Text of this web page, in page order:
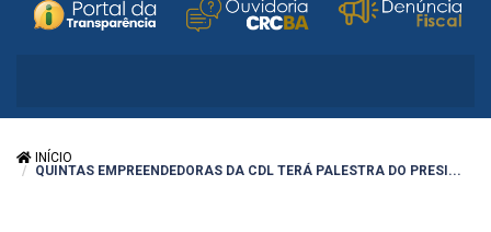
INÍCIO
QUINTAS EMPREENDEDORAS DA CDL TERÁ PALESTRA DO PRESI...